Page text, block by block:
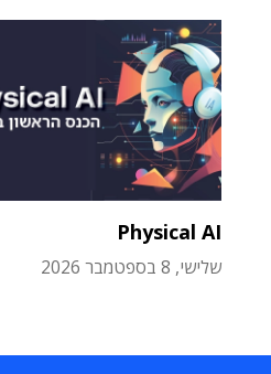
Physical AI
שלישי, 8 בספטמבר 2026